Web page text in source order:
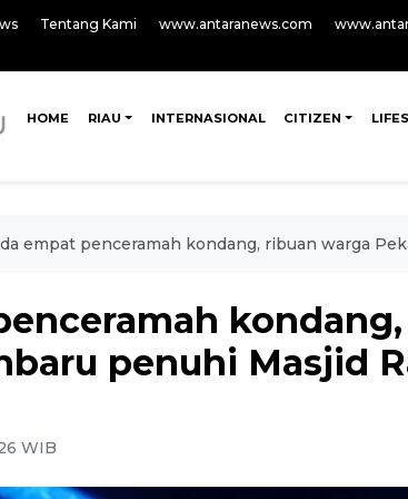
Tentang Kami www.antaranews.com
HOME RIAU INTERNASIONAL CITIZEN
empat penceramah kondang, ribuan warga
penuhi Masjid
WIB